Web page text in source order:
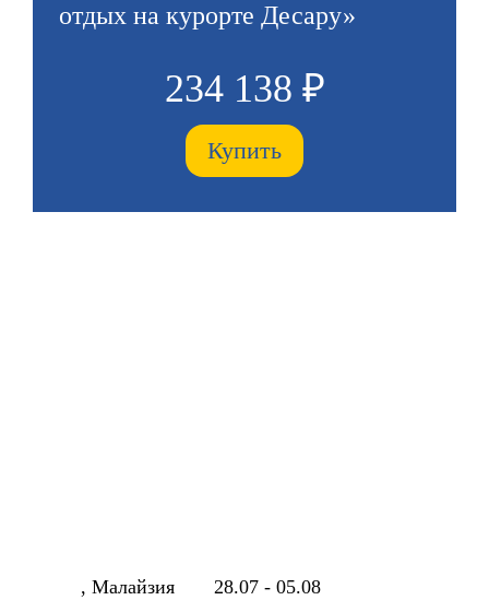
отдых на курорте Десару»
234 138 ₽
Купить
, Малайзия
28.07 - 05.08